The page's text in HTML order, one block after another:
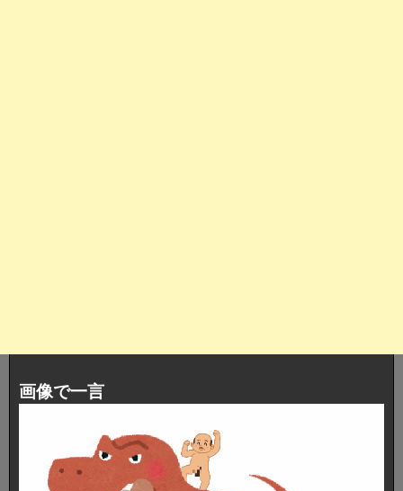
画像で一言